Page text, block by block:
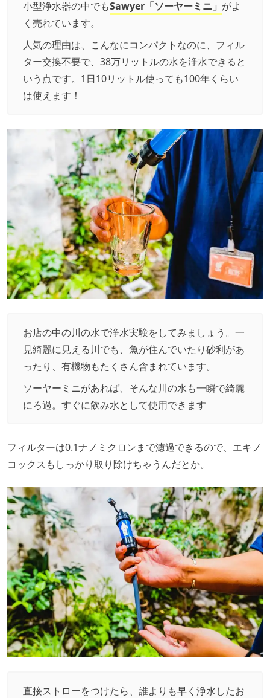
小型浄水器の中でもSawyer「ソーヤーミニ」 がよ
く売れています。
人気の理由は、こんなにコンパクトなのに、フィル
ター交換不要で、38万リットルの水を浄水できると
いう点です。1日10リットル使っても100年くらい
は使えます！
お店の中の川の水で浄水実験をしてみましょう。一
見綺麗に見える川でも、魚が住んでいたり砂利があ
ったり、有機物もたくさん含まれています。
ソーヤーミニがあれば、そんな川の水も一瞬で綺麗
にろ過。すぐに飲み水として使用できます
フィルターは0.1ナノミクロンまで濾過できるので、エキノ
コックスもしっかり取り除けちゃうんだとか。
直接ストローをつけたら、誰よりも早く浄水したお